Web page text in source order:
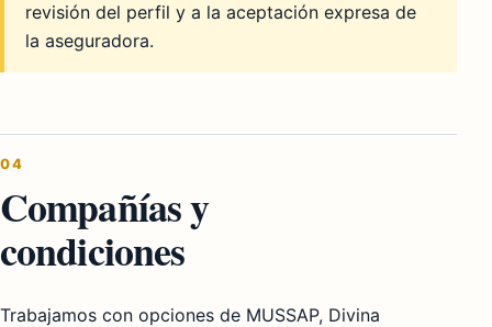
revisión del perfil y a la aceptación expresa de
la aseguradora.
04
Compañías y
condiciones
Trabajamos con opciones de MUSSAP, Divina